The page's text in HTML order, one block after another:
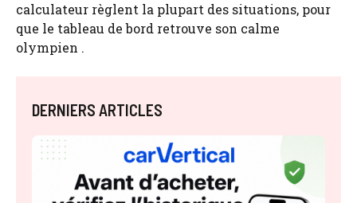
calculateur règlent la plupart des situations, pour
que le tableau de bord retrouve son calme
olympien .
DERNIERS ARTICLES